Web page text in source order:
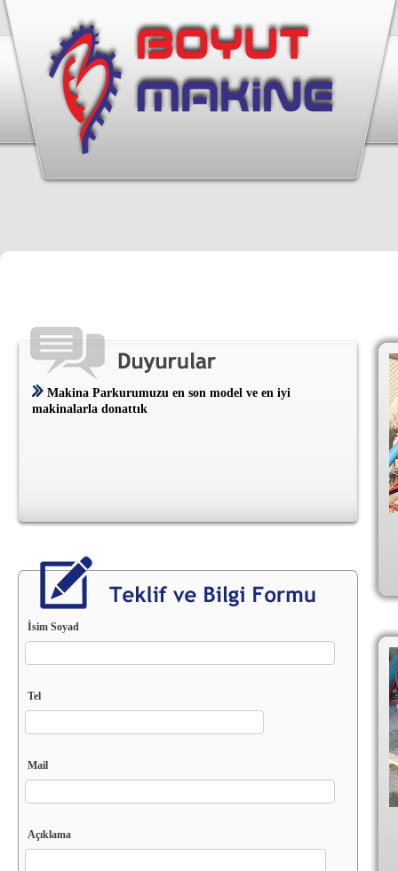
Makina Parkurumuzu en son model ve en iyi
makinalarla donattık
görsellik ve yazılım alt yapısı İle İnternetteki yerimizi
İsim Soyad
Tel
Mail
Açıklama